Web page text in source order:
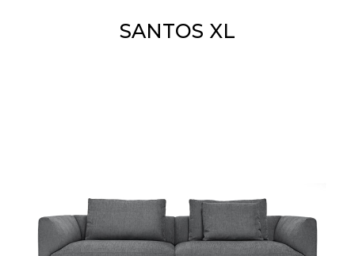
SANTOS XL